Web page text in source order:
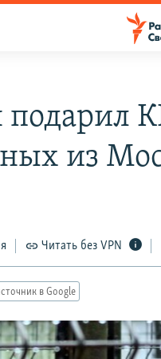
из
Читать без VPN
в Google